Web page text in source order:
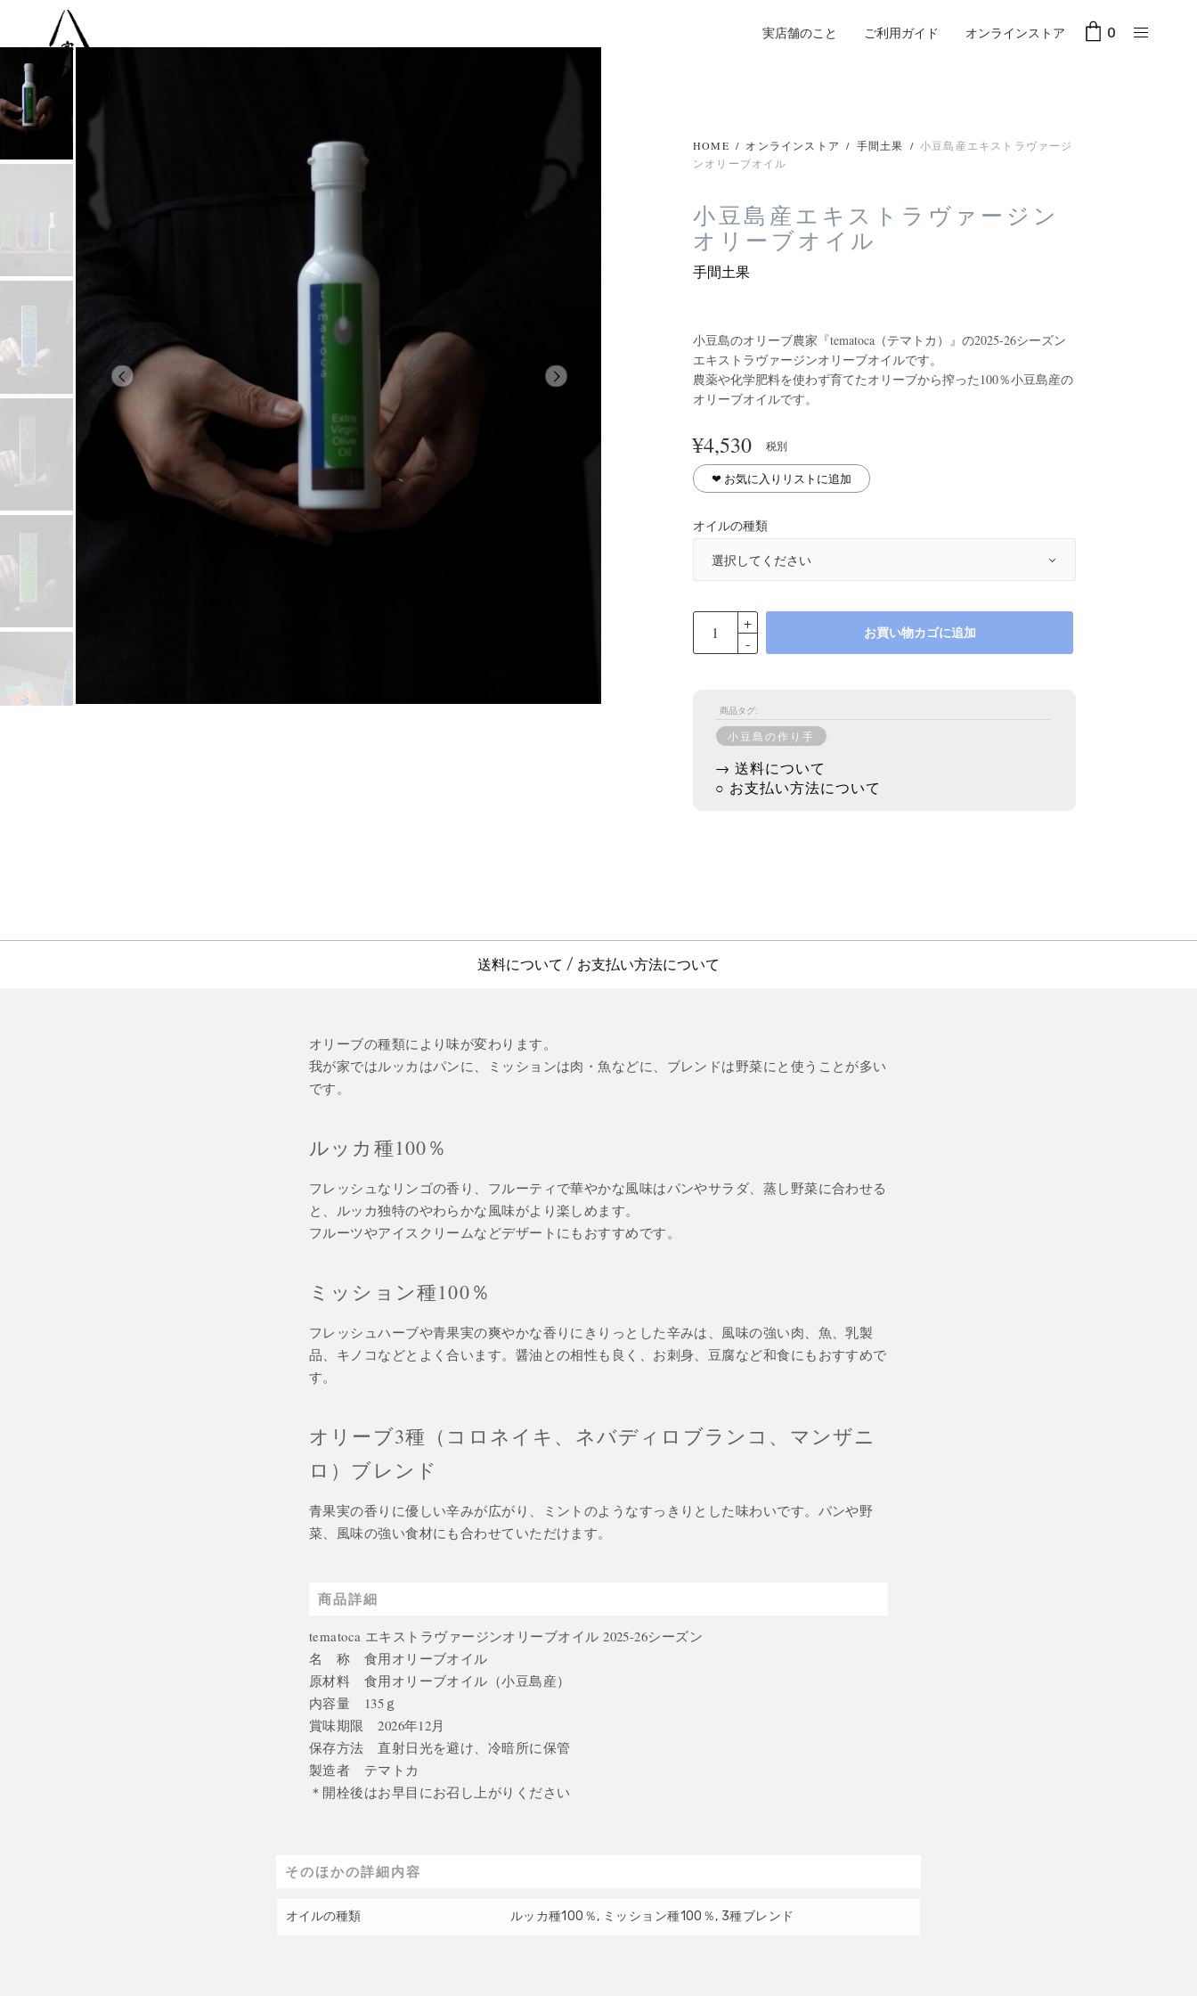
実店舗のこと ご利用ガイド オンラインストア 0
HOME / オンラインストア / 手間土果 / 小豆島産エキストラヴァージ
ンオリーブオイル
小豆島産エキストラヴァージン
オリーブオイル
手間土果
小豆島のオリーブ農家『tematoca（テマトカ）』の2025-26シーズン
エキストラヴァージンオリーブオイルです。
農薬や化学肥料を使わず育てたオリーブから搾った100％小豆島産の
オリーブオイルです。
¥4,530 税別
❤︎ お気に入りリストに追加
オイルの種類
お買い物カゴに追加
商品タグ:
小豆島の作り手
→ 送料について
○ お支払い方法について
送料について / お支払い方法について
オリーブの種類により味が変わります。
我が家ではルッカはパンに、ミッションは肉・魚などに、ブレンドは野菜にと使うことが多い
です。
ルッカ種100％
フレッシュなリンゴの香り、フルーティで華やかな風味はパンやサラダ、蒸し野菜に合わせる
と、ルッカ独特のやわらかな風味がより楽しめます。
フルーツやアイスクリームなどデザートにもおすすめです。
ミッション種100％
フレッシュハーブや青果実の爽やかな香りにきりっとした辛みは、風味の強い肉、魚、乳製
品、キノコなどとよく合います。醤油との相性も良く、お刺身、豆腐など和食にもおすすめで
す。
オリーブ3種（コロネイキ、ネバディロブランコ、マンザニ
ロ）ブレンド
青果実の香りに優しい辛みが広がり、ミントのようなすっきりとした味わいです。パンや野
菜、風味の強い食材にも合わせていただけます。
商品詳細
tematoca エキストラヴァージンオリーブオイル 2025-26シーズン
名 称 食用オリーブオイル
原材料 食用オリーブオイル（小豆島産）
内容量 135ｇ
賞味期限 2026年12月
保存方法 直射日光を避け、冷暗所に保管
製造者 テマトカ
＊開栓後はお早目にお召し上がりください
そのほかの詳細内容
オイルの種類 ルッカ種100％, ミッション種100％, 3種ブレンド